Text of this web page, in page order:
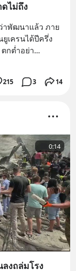
ไม่ถึง
าพัฒนาแล้ว ภาย
เครนได้ปีครึ่ง
กต่ำอย่า...
215 3 14
0:14
งถล่มโรง